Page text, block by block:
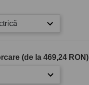
(de la 469,24 RON)